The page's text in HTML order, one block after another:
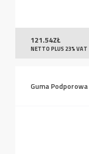
121.54ZŁ
NETTO PLUS 23% VAT
Guma